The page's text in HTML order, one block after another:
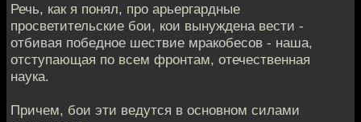
Речь, как я понял, про арьергардные
просветительские бои, кои вынуждена вести -
отбивая победное шествие мракобесов - наша,
отступающая по всем фронтам, отечественная
наука.
Причем, бои эти ведутся в основном силами